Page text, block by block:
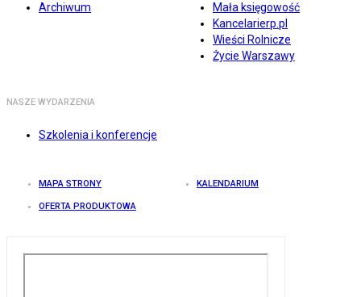
Archiwum
Mała księgowość
Kancelarierp.pl
Wieści Rolnicze
Życie Warszawy
NASZE WYDARZENIA
Szkolenia i konferencje
MAPA STRONY KALENDARIUM
OFERTA PRODUKTOWA